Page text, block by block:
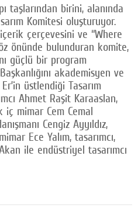
taşlarından birini, alanında
Komitesi oluşturuyor.
çerçevesini ve “Where
önünde bulunduran komite,
güçlü bir program
akademisyen ve
üstlendiği Tasarım
Ahmet Raşit Karaaslan,
iç mimar Cem Cemal
Cengiz Ayyıldız,
Ece Yalım, tasarımcı,
ile endüstriyel tasarımcı